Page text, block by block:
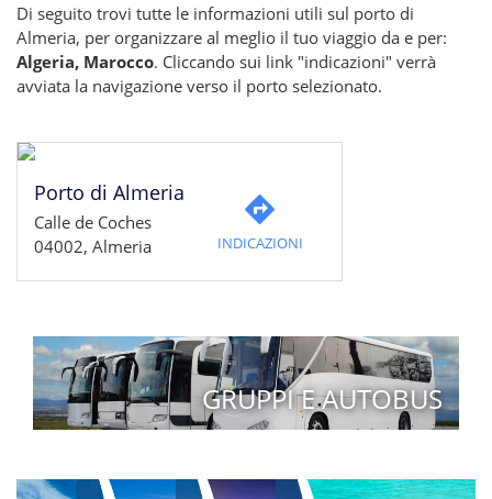
Di seguito trovi tutte le informazioni utili sul porto di
Almeria, per organizzare al meglio il tuo viaggio da e per:
Algeria, Marocco. Cliccando sui link "indicazioni" verrà
avviata la navigazione verso il porto selezionato.
Porto di Almeria
Calle de Coches
04002, Almeria
INDICAZIONI
GRUPPI E AUTOBUS